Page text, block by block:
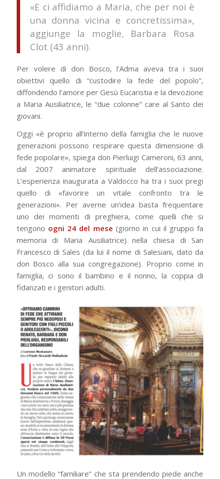
«E ci affidiamo a Maria, che per noi è
una donna vicina e concretissima»,
aggiunge la moglie, Barbara Rosa
Clot (43 anni).
Per volere di don Bosco, l’Adma aveva tra i suoi
obiettivi quello di “custodire la fede del popolo”,
diffondendo l’amore per Gesù Eucaristia e la devozione
a Maria Ausiliatrice, le “due colonne” care al Santo dei
giovani.
Oggi «è proprio all’interno della famiglia che le nuove
generazioni possono respirare questa dimensione di
fede popolare», spiega don Pierluigi Cameroni, 63 anni,
dal 2007 animatore spirituale dell’associazione.
L’esperienza inaugurata a Valdocco ha tra i suoi pregi
quello di «favorire un vitale confronto tra le
generazioni». Per averne un’idea basta frequentare
uno dei momenti di preghiera, come quelli che si
tengono ogni 24 del mese (giorno in cui il gruppo fa
memoria di Maria Ausiliatrice) nella chiesa di San
Francesco di Sales (da lui il nome di Salesiani, dato da
don Bosco alla sua congregazione). Proprio come in
famiglia, ci sono il bambino e il nonno, la coppia di
fidanzati e i genitori adulti.
Un modello “familiare” che sta prendendo piede anche